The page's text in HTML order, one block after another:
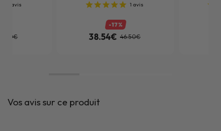
avis 1 avis
-17%
38.54€ 46.50€
Vos avis sur ce produit